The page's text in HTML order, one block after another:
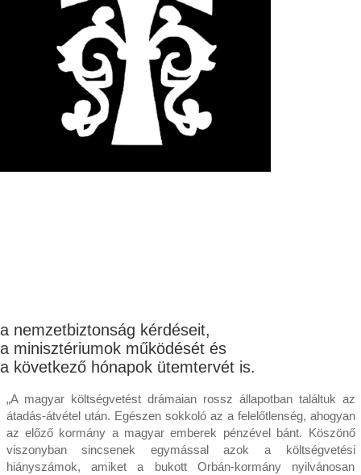
a nemzetbiztonság kérdéseit,
a minisztériumok működését és
a következő hónapok ütemtervét is.
„A magyar költségvetést drámaian rossz állapotban találtuk az
átadás-átvétel után. Egészen sokkoló az a felelőtlenség, ahogyan
az előző kormány a magyar emberek pénzével bánt. Köszönő
viszonyban sincsenek egymással azok a költségvetési
hiányszámok, amiket a bukott Orbán-kormány nyilvánosan